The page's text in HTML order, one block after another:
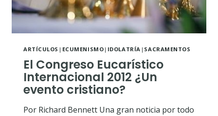
ARTÍCULOS | ECUMENISMO | IDOLATRÍA | SACRAMENTOS
El Congreso Eucarístico
Internacional 2012 ¿Un
evento cristiano?
Por Richard Bennett Una gran noticia por todo